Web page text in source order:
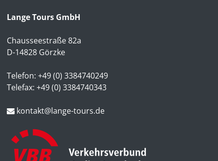
Lange Tours GmbH
Chausseestraße 82a
D-14828 Görzke
Telefon: +49 (0) 3384740249
Telefax: +49 (0) 3384740343
kontakt@lange-tours.de